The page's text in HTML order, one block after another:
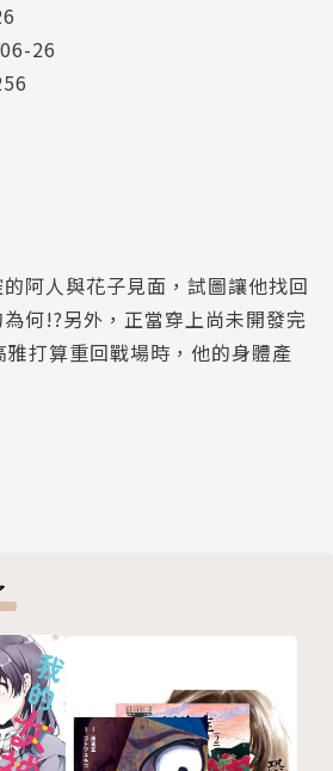
26
阿人與花子見面，試圖讓他找回
何!?另外，正當穿上尚未開發完
打算重回戰場時，他的身體產